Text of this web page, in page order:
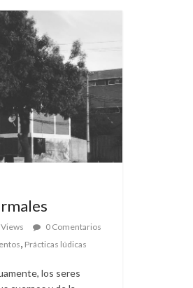
0 Comentarios
Prácticas lúdicas
los seres